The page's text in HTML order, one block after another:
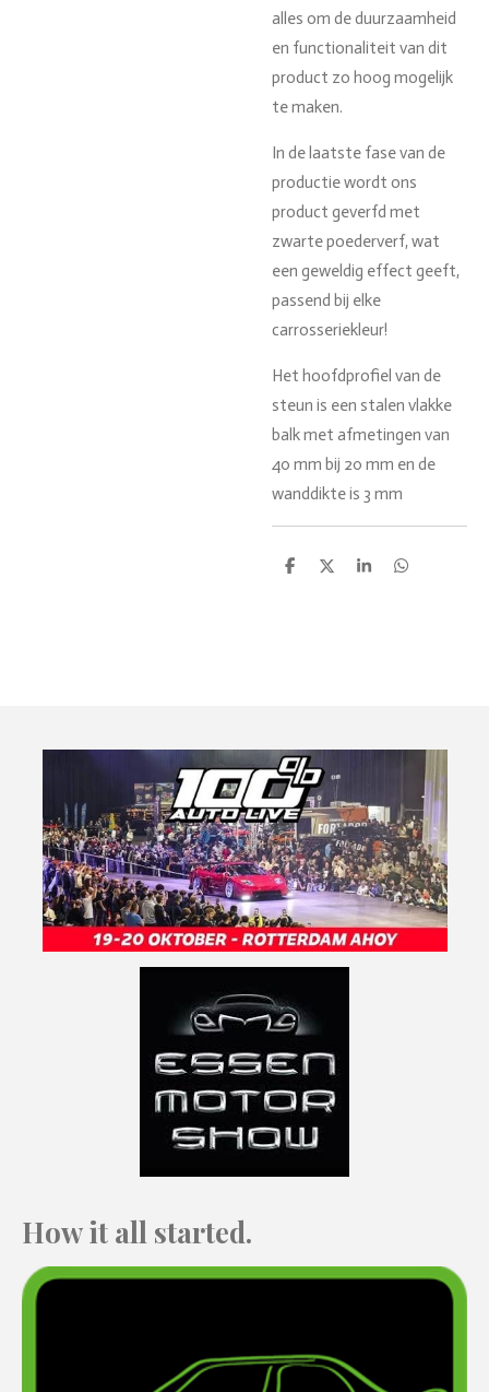
alles om de duurzaamheid
en functionaliteit van dit
product zo hoog mogelijk
te maken.
In de laatste fase van de
productie wordt ons
product geverfd met
zwarte poederverf, wat
een geweldig effect geeft,
passend bij elke
carrosseriekleur!
Het hoofdprofiel van de
steun is een stalen vlakke
balk met afmetingen van
40 mm bij 20 mm en de
wanddikte is 3 mm
D
D
S
D
How it all started.